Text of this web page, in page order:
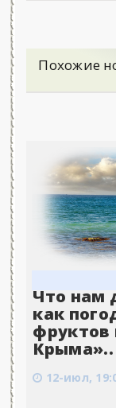
Похожие
Что нам
как
фруктов
Крыма»..
12-июл,